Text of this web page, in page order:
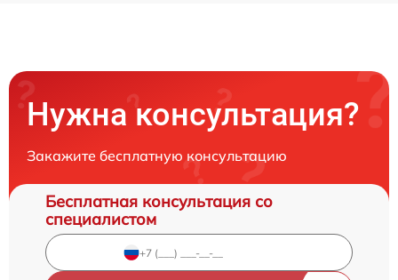
Нужна консультация?
Закажите бесплатную консультацию
Бесплатная консультация со
специалистом